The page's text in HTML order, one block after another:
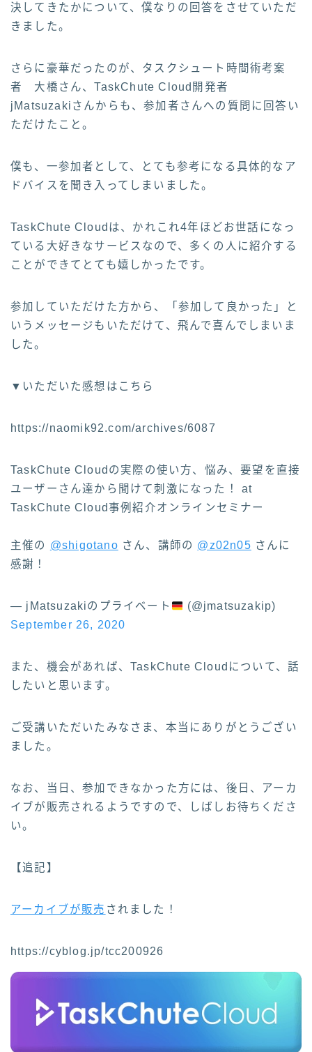
決してきたかについて、僕なりの回答をさせていただ
きました。
さらに豪華だったのが、タスクシュート時間術考案
者 大橋さん、TaskChute Cloud開発者
jMatsuzakiさんからも、参加者さんへの質問に回答い
ただけたこと。
僕も、一参加者として、とても参考になる具体的なア
ドバイスを聞き入ってしまいました。
TaskChute Cloudは、かれこれ4年ほどお世話になっ
ている大好きなサービスなので、多くの人に紹介する
ことができてとても嬉しかったです。
参加していただけた方から、「参加して良かった」と
いうメッセージもいただけて、飛んで喜んでしまいま
した。
▼いただいた感想はこちら
https://naomik92.com/archives/6087
TaskChute Cloudの実際の使い方、悩み、要望を直接
ユーザーさん達から聞けて刺激になった！ at
TaskChute Cloud事例紹介オンラインセミナー
主催の @shigotano さん、講師の @z02n05 さんに
感謝！
— jMatsuzakiのプライベート
(@jmatsuzakip)
September 26, 2020
また、機会があれば、TaskChute Cloudについて、話
したいと思います。
ご受講いただいたみなさま、本当にありがとうござい
ました。
なお、当日、参加できなかった方には、後日、アーカ
イブが販売されるようですので、しばしお待ちくださ
い。
【追記】
アーカイブが販売 されました！
https://cyblog.jp/tcc200926